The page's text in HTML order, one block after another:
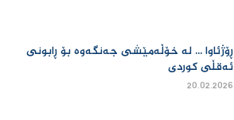
ڕۆژئاوا ... لە خۆڵەمێشی جەنگەوە بۆ ڕابونی
ئەقڵی کوردی
20.02.2026